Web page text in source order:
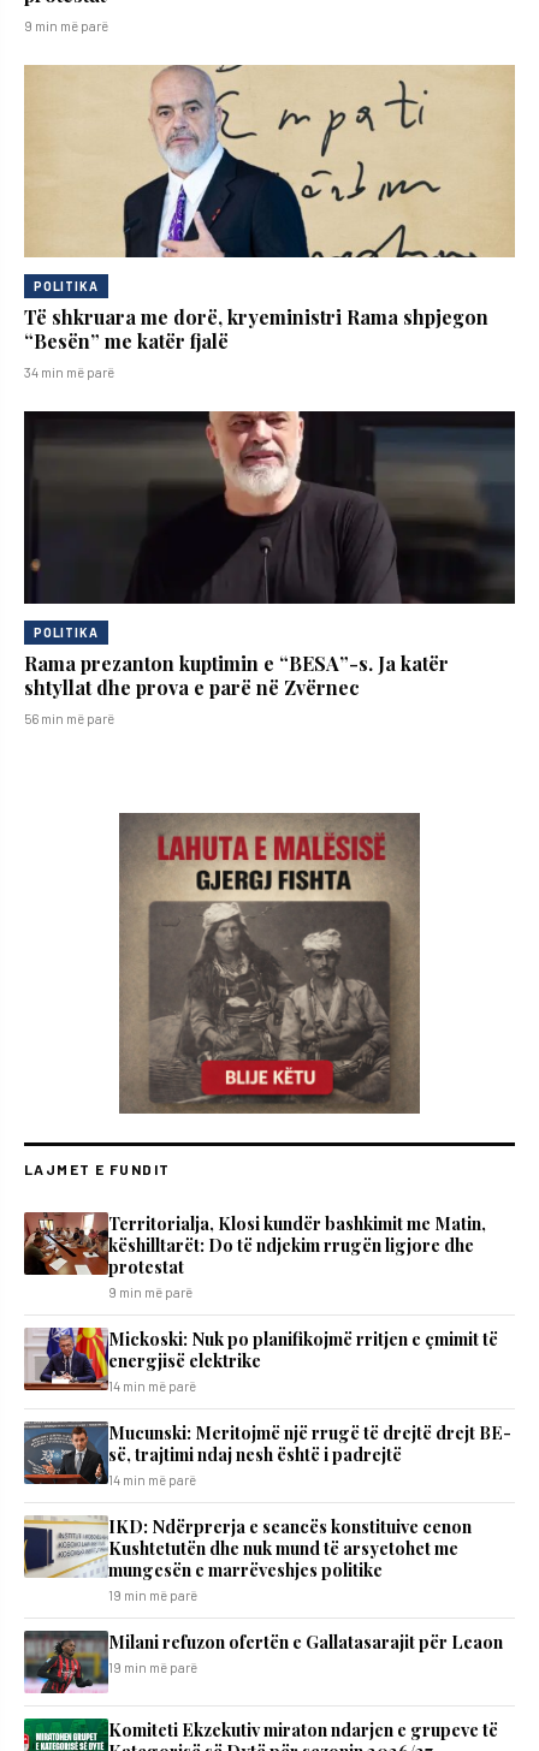
9 min më parë
POLITIKA
Të shkruara me dorë, kryeministri Rama shpjegon
“Besën” me katër fjalë
34 min më parë
POLITIKA
Rama prezanton kuptimin e “BESA”-s. Ja katër
shtyllat dhe prova e parë në Zvërnec
56 min më parë
LAJMET E FUNDIT
Territorialja, Klosi kundër bashkimit me Matin,
këshilltarët: Do të ndjekim rrugën ligjore dhe
protestat
9 min më parë
Mickoski: Nuk po planifikojmë rritjen e çmimit të
energjisë elektrike
14 min më parë
Mucunski: Meritojmë një rrugë të drejtë drejt BE-
së, trajtimi ndaj nesh është i padrejtë
14 min më parë
IKD: Ndërprerja e seancës konstituive cenon
Kushtetutën dhe nuk mund të arsyetohet me
mungesën e marrëveshjes politike
19 min më parë
Milani refuzon ofertën e Gallatasarajit për Leaon
19 min më parë
Komiteti Ekzekutiv miraton ndarjen e grupeve të